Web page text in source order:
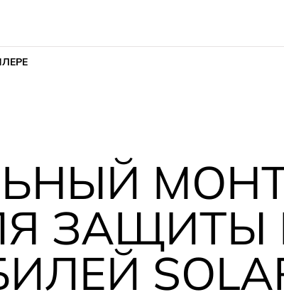
ЗАЩИТЫ